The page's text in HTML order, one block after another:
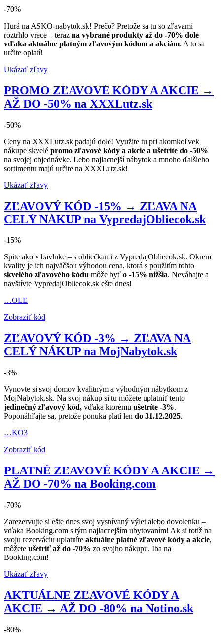
-70%
Hurá na ASKO-nabytok.sk! Prečo? Pretože sa tu so zľavami
roztrhlo vrece – teraz na vybrané produkty až do -70% dole
vďaka aktuálne platným zľavovým kódom a akciám. A to sa
určite oplatí!
Ukázať zľavy
PROMO ZĽAVOVÉ KÓDY A AKCIE →
AŽ DO -50% na XXXLutz.sk
-50%
Ceny na XXXLutz.sk padajú dole! Využite tu pri akomkoľvek
nákupe skvelé promo zľavové kódy a akcie a ušetrite do -50%
na svojej objednávke. Lebo najlacnejší nábytok a mnoho ďalšieho
sortimentu majú určite na XXXLutz.sk!
Ukázať zľavy
ZĽAVOVÝ KÓD -15% → ZĽAVA NA
CELÝ NÁKUP na VypredajObliecok.sk
-15%
Spite ako v bavlnke – s obliečkami z VypredajObliecok.sk. Okrem
kvality je ich najväčšou výhodou cena, ktorá s použitím tohto
skvelého zľavového kódu môže byť o -15% nižšia. Neváhajte a
navštívte VypredajObliecok.sk ešte dnes!
…OLE
Zobraziť kód
ZĽAVOVÝ KÓD -3% → ZĽAVA NA
CELÝ NÁKUP na MojNabytok.sk
-3%
Vynovte si svoj domov kvalitným a výhodným nábytkom z
MojNabytok.sk. Na svoj nákup si tu môžete uplatniť tento
jedinečný zľavový kód, vďaka ktorému ušetríte -3%.
Poponáhľajte sa, pretože ponuka platí len do 31.12.2025.
…KO3
Zobraziť kód
PLATNÉ ZĽAVOVÉ KÓDY A AKCIE →
AŽ DO -70% na Booking.com
-70%
Zarezervujte si ešte dnes svoj vysnívaný výlet alebo dovolenku –
vďaka Booking.com s tým najlacnejším ubytovaním! Ak si totiž na
svoju rezerváciu uplatníte aktuálne platné zľavové kódy a akcie,
môžete ušetriť až do -70% zo svojho nákupu. Iba na
Booking.com!
Ukázať zľavy
AKTUÁLNE ZĽAVOVÉ KÓDY A
AKCIE → AŽ DO -80% na Notino.sk
-80%